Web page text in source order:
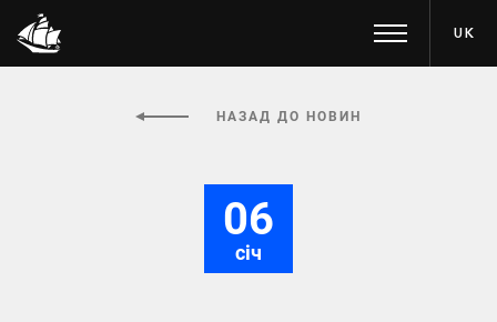
UK
НАЗАД ДО НОВИН
06
січ